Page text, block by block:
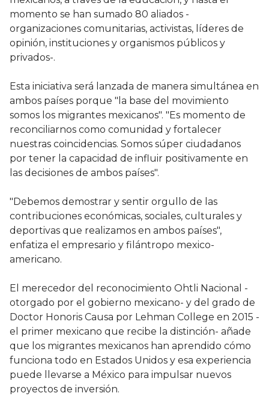
momento se han sumado 80 aliados -
organizaciones comunitarias, activistas, líderes de
opinión, instituciones y organismos públicos y
privados-.
Esta iniciativa será lanzada de manera simultánea en
ambos países porque "la base del movimiento
somos los migrantes mexicanos". "Es momento de
reconciliarnos como comunidad y fortalecer
nuestras coincidencias. Somos súper ciudadanos
por tener la capacidad de influir positivamente en
las decisiones de ambos países".
"Debemos demostrar y sentir orgullo de las
contribuciones económicas, sociales, culturales y
deportivas que realizamos en ambos países",
enfatiza el empresario y filántropo mexico-
americano.
El merecedor del reconocimiento Ohtli Nacional -
otorgado por el gobierno mexicano- y del grado de
Doctor Honoris Causa por Lehman College en 2015 -
el primer mexicano que recibe la distinción- añade
que los migrantes mexicanos han aprendido cómo
funciona todo en Estados Unidos y esa experiencia
puede llevarse a México para impulsar nuevos
proyectos de inversión.